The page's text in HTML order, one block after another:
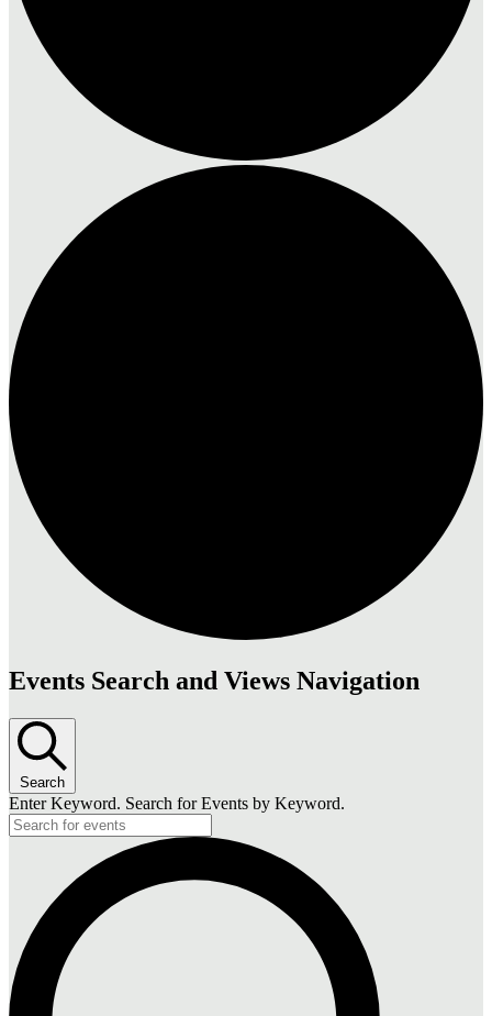
Events Search and Views Navigation
Search
Enter Keyword. Search for Events by Keyword.